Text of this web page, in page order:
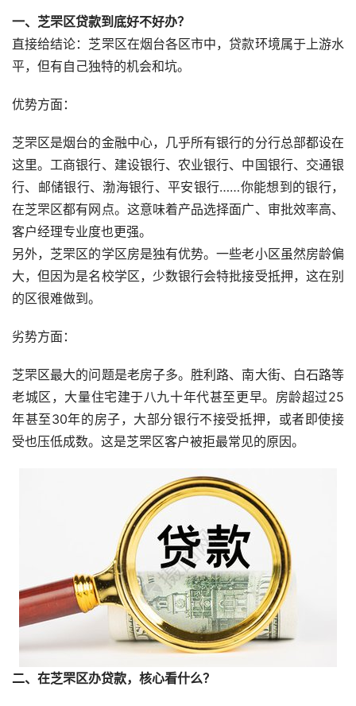
一、芝罘区贷款到底好不好办？
直接给结论：芝罘区在烟台各区市中，贷款环境属于上游水
平，但有自己独特的机会和坑。
优势方面：
芝罘区是烟台的金融中心，几乎所有银行的分行总部都设在
这里。工商银行、建设银行、农业银行、中国银行、交通银
行、邮储银行、渤海银行、平安银行……你能想到的银行，
在芝罘区都有网点。这意味着产品选择面广、审批效率高、
客户经理专业度也更强。
另外，芝罘区的学区房是独有优势。一些老小区虽然房龄偏
大，但因为是名校学区，少数银行会特批接受抵押，这在别
的区很难做到。
劣势方面：
芝罘区最大的问题是老房子多。胜利路、南大街、白石路等
老城区，大量住宅建于八九十年代甚至更早。房龄超过25
年甚至30年的房子，大部分银行不接受抵押，或者即使接
受也压低成数。这是芝罘区客户被拒最常见的原因。
二、在芝罘区办贷款，核心看什么？